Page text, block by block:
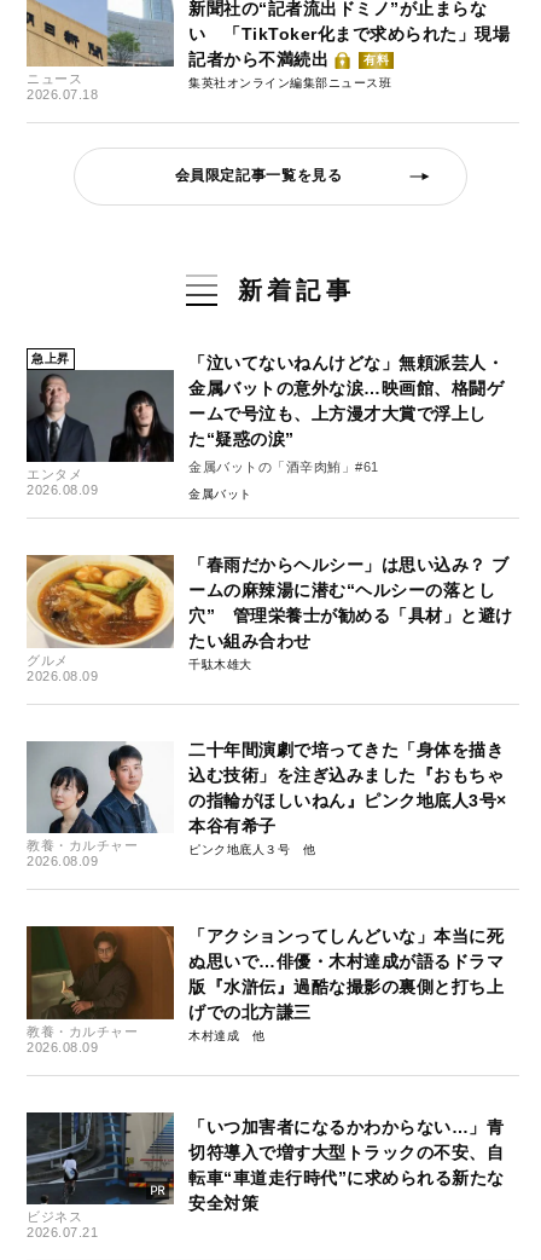
ニュース
2026.07.18
新聞社の“記者流出ドミノ”が止まらな
い 「TikToker化まで求められた」現場
記者から不満続出
有料
集英社オンライン編集部ニュース班
会員限定記事一覧を見る
新着記事
急上昇
エンタメ
2026.08.09
「泣いてないねんけどな」無頼派芸人・
金属バットの意外な涙…映画館、格闘ゲ
ームで号泣も、上方漫才大賞で浮上し
た“疑惑の涙”
金属バットの「酒辛肉鮪」#61
金属バット
グルメ
2026.08.09
「春雨だからヘルシー」は思い込み？ ブ
ームの麻辣湯に潜む“ヘルシーの落とし
穴” 管理栄養士が勧める「具材」と避け
たい組み合わせ
千駄木雄大
教養・カルチャー
2026.08.09
二十年間演劇で培ってきた「身体を描き
込む技術」を注ぎ込みました『おもちゃ
の指輪がほしいねん』ピンク地底人3号×
本谷有希子
ピンク地底人３号
教養・カルチャー
2026.08.09
「アクションってしんどいな」本当に死
ぬ思いで…俳優・木村達成が語るドラマ
版『水滸伝』過酷な撮影の裏側と打ち上
げでの北方謙三
木村達成
ビジネス
2026.07.21
「いつ加害者になるかわからない…」青
切符導入で増す大型トラックの不安、自
転車“車道走行時代”に求められる新たな
安全対策